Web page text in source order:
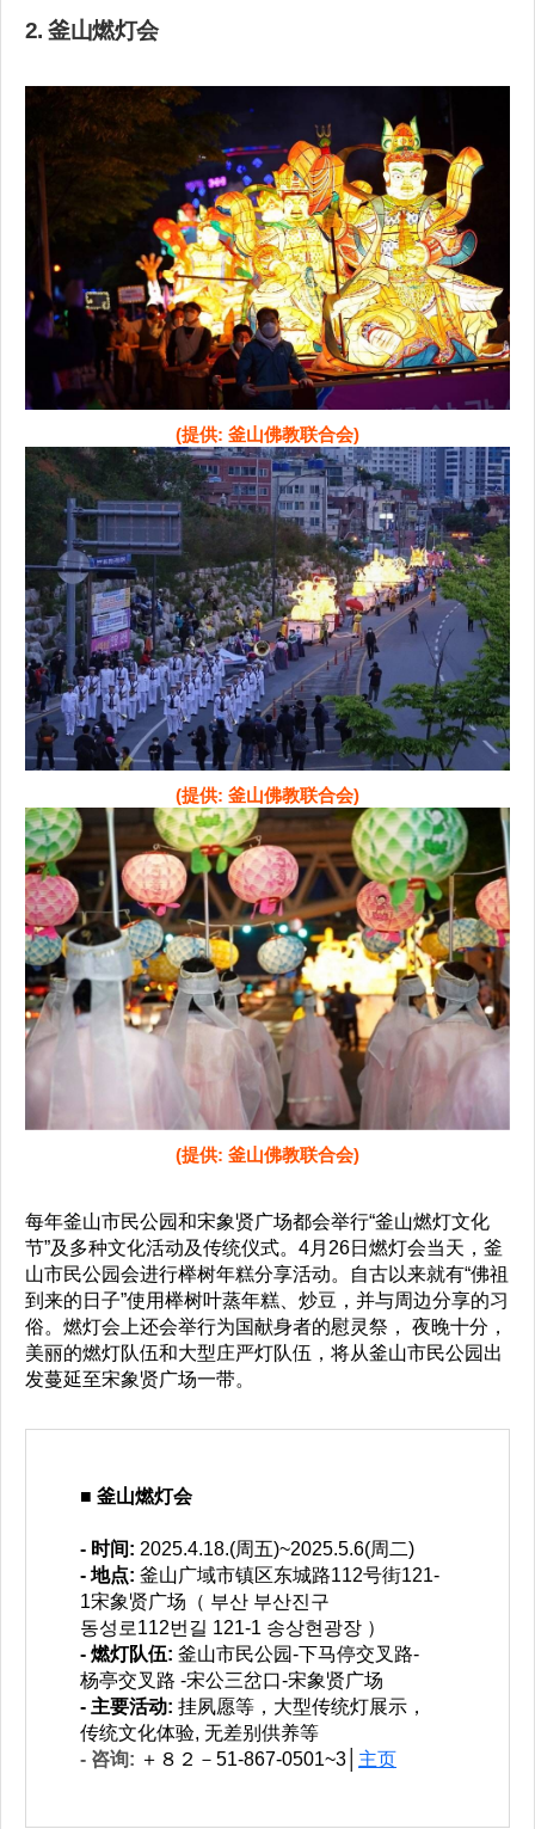
2. 釜山燃灯会
(提供: 釜山佛教联合会)
(提供: 釜山佛教联合会)
(提供: 釜山佛教联合会)
每年釜山市民公园和宋象贤广场都会举行“釜山燃灯文化
节”及多种文化活动及传统仪式。4月26日燃灯会当天，釜
山市民公园会进行榉树年糕分享活动。自古以来就有“佛祖
到来的日子”使用榉树叶蒸年糕、炒豆，并与周边分享的习
俗。燃灯会上还会举行为国献身者的慰灵祭， 夜晚十分，
美丽的燃灯队伍和大型庄严灯队伍，将从釜山市民公园出
发蔓延至宋象贤广场一带。
■ 釜山燃灯会
- 时间: 2025.4.18.(周五)~2025.5.6(周二)
- 地点: 釜山广域市镇区东城路112号街121-
1宋象贤广场（ 부산 부산진구
동성로112번길 121-1 송상현광장 ）
- 燃灯队伍: 釜山市民公园-下马停交叉路-
杨亭交叉路 -宋公三岔口-宋象贤广场
- 主要活动: 挂夙愿等，大型传统灯展示，
传统文化体验, 无差别供养等
- 咨询: ＋８２－51-867-0501~3│ 主页